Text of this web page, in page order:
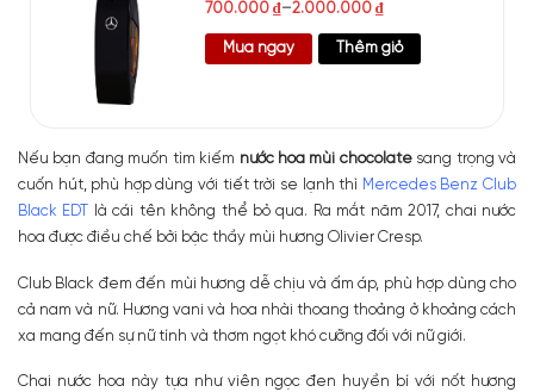
700.000₫–2.000.000₫
Mua ngay Thêm giỏ
Nếu bạn đang muốn tìm kiếm nước hoa mùi chocolate sang trọng và
cuốn hút, phù hợp dùng với tiết trời se lạnh thì Mercedes Benz Club
Black EDT
là cái tên không thể bỏ qua. Ra mắt năm 2017, chai nước
hoa được điều chế bởi bậc thầy mùi hương Olivier Cresp.
Club Black đem đến mùi hương dễ chịu và ấm áp, phù hợp dùng cho
cả nam và nữ. Hương vani và hoa nhài thoang thoảng ở khoảng cách
xa mang đến sự nữ tính và thơm ngọt khó cưỡng đối với nữ giới.
Chai nước hoa này tựa như viên ngọc đen huyền bí với nốt hương